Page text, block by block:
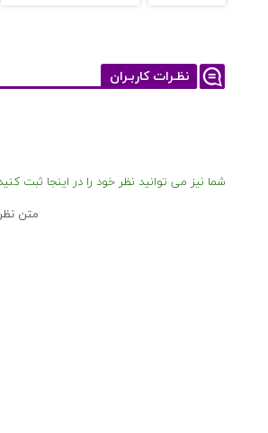
نظـرات کاربـران
شما نیز می توانید نظر خود را در اینجا ثبت
متن